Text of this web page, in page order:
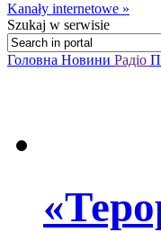
Kanały internetowe »
Szukaj w serwisie
Головна Новини Радіо